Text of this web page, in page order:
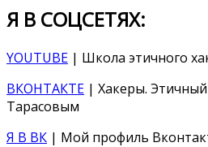
Я В СОЦСЕТЯХ:
YOUTUBE | Школа этичного
ВКОНТАКТЕ | Хакеры.
Тарасовым
Я В ВК | Мой профиль